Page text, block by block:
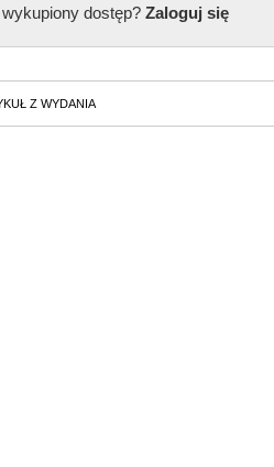
dostęp?Zaloguj się
Z WYDANIA